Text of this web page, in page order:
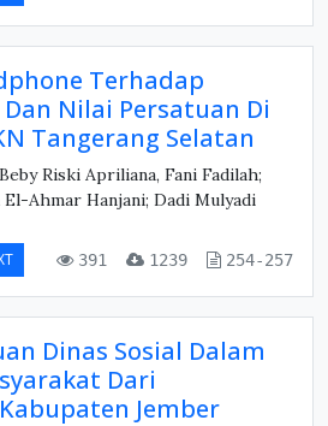
Terhadap
Nilai Persatuan Di
Tangerang Selatan
Riski Apriliana, Fani Fadilah;
Ahmar Hanjani; Dadi Mulyadi
391 1239 254-257
Dinas Sosial Dalam
Dari
Jember